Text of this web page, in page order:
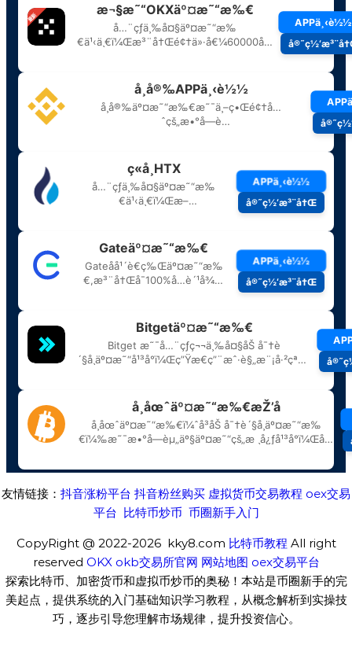
友情链接： 抖音涨粉平台 抖音粉丝购买 虚拟货币交易教程 oex交易
平台 比特币炒币 币圈新手入门
CopyRight @ 2022-2026 kky8.com 比特币教程 All right
reserved OKX okb交易所官网 网站地图 oex交易平台
探索比特币、加密货币和虚拟币炒币的奥秘！本站是币圈新手的完
美起点，提供系统的入门基础知识学习教程，从概念解析到实操技
巧，逐步引导您理解市场规律，提升投资信心。